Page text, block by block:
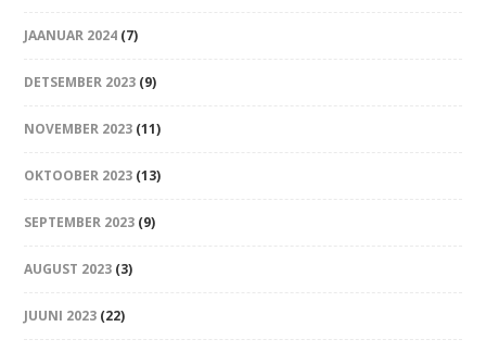
JAANUAR 2024 (7)
DETSEMBER 2023 (9)
NOVEMBER 2023 (11)
OKTOOBER 2023 (13)
SEPTEMBER 2023 (9)
AUGUST 2023 (3)
JUUNI 2023 (22)